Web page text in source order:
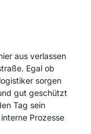
aus verlassen
Egal ob
sorgen
gut geschützt
Tag sein
Prozesse